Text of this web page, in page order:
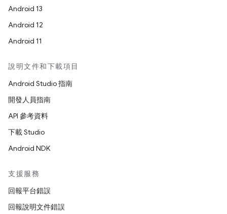
Android 13
Android 12
Android 11
說明文件和下載項目
Android Studio 指南
開發人員指南
API 參考資料
下載 Studio
Android NDK
支援服務
回報平台錯誤
回報說明文件錯誤